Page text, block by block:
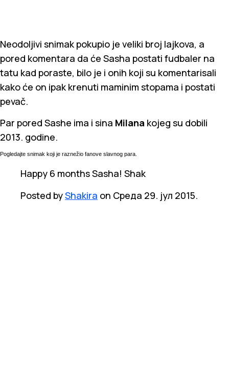
Neodoljivi snimak pokupio je veliki broj lajkova, a
pored komentara da će Sasha postati fudbaler na
tatu kad poraste, bilo je i onih koji su komentarisali
kako će on ipak krenuti maminim stopama i postati
pevač.
Par pored Sashe ima i sina Milana kojeg su dobili
2013. godine.
Pogledajte snimak koji je raznežio fanove slavnog para.
Happy 6 months Sasha! Shak
Posted byShakira on Среда 29. јул 2015.